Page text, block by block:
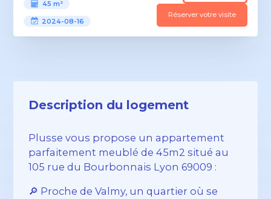
45 m²
2024-08-16
Réserver votre visite
Description du logement
Plusse vous propose un appartement
parfaitement meublé de 45m2 situé au
105 rue du Bourbonnais Lyon 69009 :
🔎 Proche de Valmy, un quartier où se